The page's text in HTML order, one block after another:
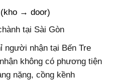
(kho → door)
tại Sài Gòn
người nhận tại Bến Tre
không có phương tiện
nặng, cồng kềnh